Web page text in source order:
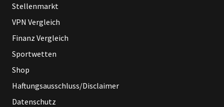
Stellenmarkt
VPN Vergleich
Finanz Vergleich
Sportwetten
Shop
Haftungsausschluss/Disclaimer
Datenschutz